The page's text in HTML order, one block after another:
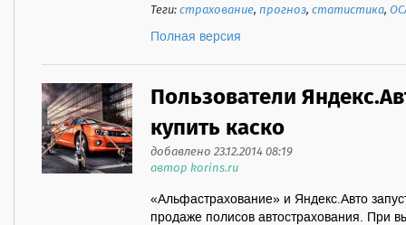
Теги:страхование,прогноз,статистика,
Полная версия
Пользователи
купить каско
добавлено 23.12.2014 08:19
автор korins.ru
«Альфаcтрахование» и Яндекс.Авто
продаже полисов автострахования. При